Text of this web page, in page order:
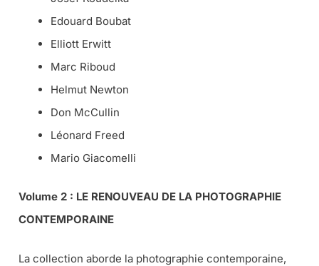
Edouard Boubat
Elliott Erwitt
Marc Riboud
Helmut Newton
Don McCullin
Léonard Freed
Mario Giacomelli
Volume 2 : LE RENOUVEAU DE LA PHOTOGRAPHIE
CONTEMPORAINE
La collection aborde la photographie contemporaine,